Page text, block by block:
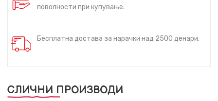
поволности при купување.
Бесплатна достава за нарачки над 2500 денари.
СЛИЧНИ ПРОИЗВОДИ